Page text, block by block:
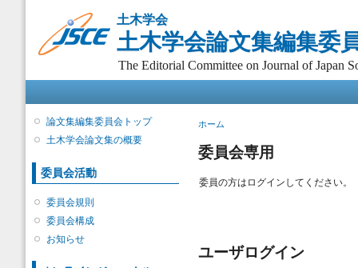
ン
ン
土木学会
土木学会論文集編集委
The Editorial Committee on Journal of Japan
論文集編集委員会トップ
土木学会論文集の概要
委員会活動
委員会規則
委員会構成
お知らせ
現在地
ホーム
委員会専用
委員の方はログインしてください。
ユーザログイン